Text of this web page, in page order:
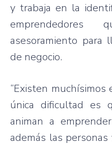
y trabaja en la
emprendedores
asesoramiento para
de negocio.
“Existen muchísimos
única dificultad es
animan a emprender
además las personas